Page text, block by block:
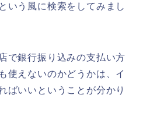
う風に検索をしてみまし
で銀行振り込みの支払い方
使えないのかどうかは、イ
ばいいということが分かり